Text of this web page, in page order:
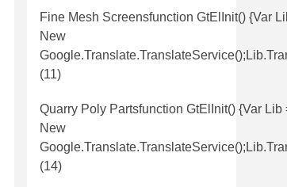
Fine Mesh Screensfunction GtElInit() {var
New
(11)
Quarry Poly Partsfunction GtElInit() {var Lib
New
(14)